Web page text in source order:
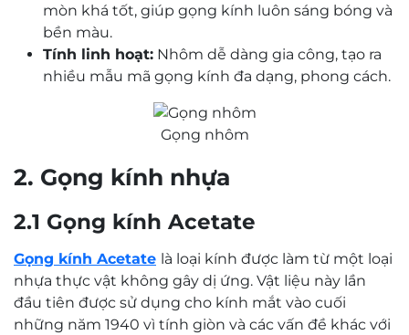
mòn khá tốt, giúp gọng kính luôn sáng bóng và
bền màu.
Tính linh hoạt: Nhôm dễ dàng gia công, tạo ra
nhiều mẫu mã gọng kính đa dạng, phong cách.
Gọng nhôm
2. Gọng kính nhựa
2.1 Gọng kính Acetate
Gọng kính Acetate là loại kính được làm từ một loại
nhựa thực vật không gây dị ứng. Vật liệu này lần
đầu tiên được sử dụng cho kính mắt vào cuối
những năm 1940 vì tính giòn và các vấn đề khác với